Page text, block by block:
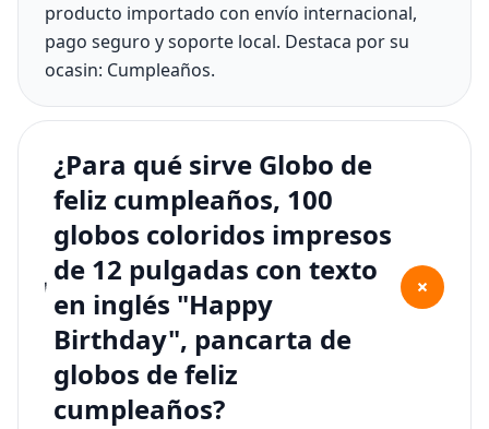
producto importado con envío internacional,
pago seguro y soporte local. Destaca por su
ocasin: Cumpleaños.
¿Para qué sirve Globo de
feliz cumpleaños, 100
globos coloridos impresos
de 12 pulgadas con texto
en inglés "Happy
Birthday", pancarta de
globos de feliz
cumpleaños?
+